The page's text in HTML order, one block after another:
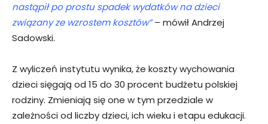
nastąpił po prostu spadek wydatków na dzieci
związany ze wzrostem kosztów”– mówił Andrzej
Sadowski.
Z wyliczeń instytutu wynika, że koszty wychowania
dzieci sięgają od 15 do 30 procent budżetu polskiej
rodziny. Zmieniają się one w tym przedziale w
zależności od liczby dzieci, ich wieku i etapu edukacji.